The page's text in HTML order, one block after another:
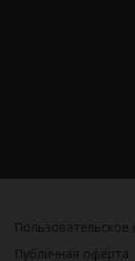
Пользовательское
Публичная оферта